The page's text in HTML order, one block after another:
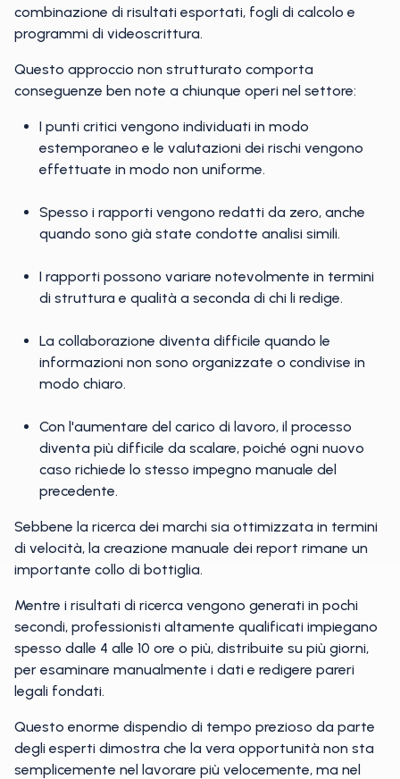
combinazione di risultati esportati, fogli di calcolo e
programmi di videoscrittura.
Questo approccio non strutturato comporta
conseguenze ben note a chiunque operi nel settore:
I punti critici vengono individuati in modo
estemporaneo e le valutazioni dei rischi vengono
effettuate in modo non uniforme.
Spesso i rapporti vengono redatti da zero, anche
quando sono già state condotte analisi simili.
I rapporti possono variare notevolmente in termini
di struttura e qualità a seconda di chi li redige.
La collaborazione diventa difficile quando le
informazioni non sono organizzate o condivise in
modo chiaro.
Con l'aumentare del carico di lavoro, il processo
diventa più difficile da scalare, poiché ogni nuovo
caso richiede lo stesso impegno manuale del
precedente.
Sebbene la ricerca dei marchi sia ottimizzata in termini
di velocità, la creazione manuale dei report rimane un
importante collo di bottiglia.
Mentre i risultati di ricerca vengono generati in pochi
secondi, professionisti altamente qualificati impiegano
spesso dalle 4 alle 10 ore o più, distribuite su più giorni,
per esaminare manualmente i dati e redigere pareri
legali fondati.
Questo enorme dispendio di tempo prezioso da parte
degli esperti dimostra che la vera opportunità non sta
semplicemente nel lavorare più velocemente, ma nel